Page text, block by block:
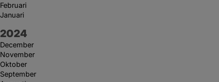
Februari
Januari
År:
2024
December
November
Oktober
September